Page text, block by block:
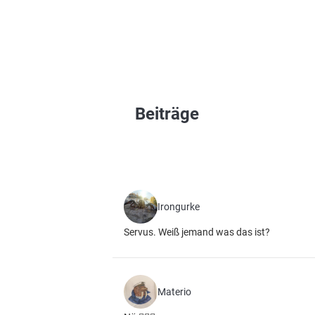
Beiträge
Irongurke
Servus. Weiß jemand was das ist?
Materio